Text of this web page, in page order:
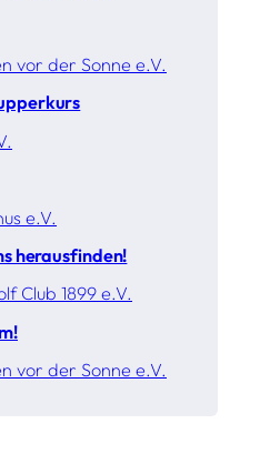
vor der Sonne e.V.
e.V.
herausfinden!
Club 1899 e.V.
vor der Sonne e.V.